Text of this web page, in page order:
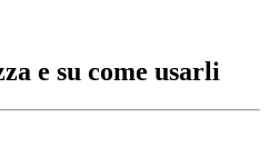
e su come usarli